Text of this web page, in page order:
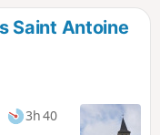
Saint Antoine
3h 40